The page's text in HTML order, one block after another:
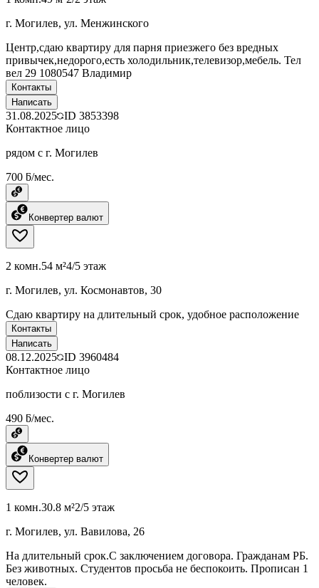
г. Могилев, ул. Менжинского
Центр,сдаю квартиру для парня приезжего без вредных
привычек,недорого,есть холодильник,телевизор,мебель. Тел
вел 29 1080547 Владимир
Контакты
Написать
31.08.2025 ID 3853398
Контактное лицо
рядом с г. Могилев
700 ƃ/мес.
Конвертер валют
2 комн.54 м²4/5 этаж
г. Могилев, ул. Космонавтов, 30
Сдаю квартиру на длительный срок, удобное расположение
Контакты
Написать
08.12.2025 ID 3960484
Контактное лицо
поблизости с г. Могилев
490 ƃ/мес.
Конвертер валют
1 комн.30.8 м²2/5 этаж
г. Могилев, ул. Вавилова, 26
На длительный срок.С заключением договора. Гражданам РБ.
Без животных. Студентов просьба не беспокоить. Прописан 1
человек.